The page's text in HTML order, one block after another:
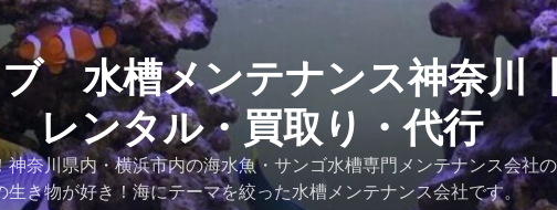
水槽メンテナンス神奈川
レンタル・買取り・代行
神奈川県内・横浜市内の海水魚・サンゴ水槽専門メンテナンス会社
生き物が好き！海にテーマを絞った水槽メンテナンス会社です。